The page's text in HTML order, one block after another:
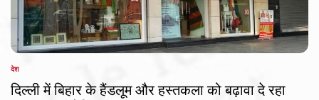
POSTED
IN
देश
दिल्ली में बिहार के हैंडलूम और हस्तकला को बढ़ावा दे रहा